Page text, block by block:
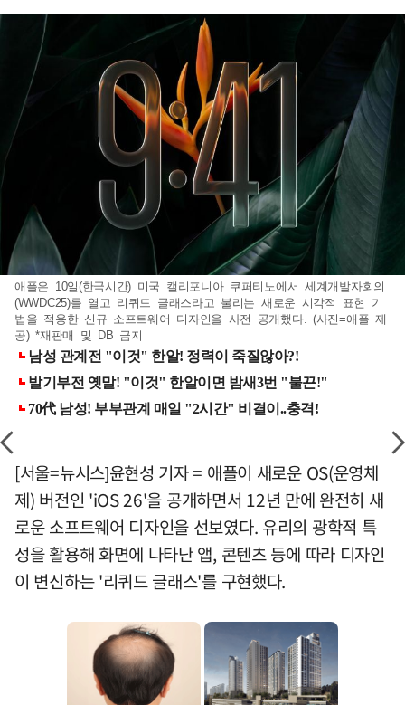
애플은 10일(한국시간) 미국 캘리포니아 쿠퍼티노에서 세계개발자회의
(WWDC25)를 열고 리퀴드 글래스라고 불리는 새로운 시각적 표현 기
법을 적용한 신규 소프트웨어 디자인을 사전 공개했다. (사진=애플 제
공) *재판매 및 DB 금지
[서울=뉴시스]윤현성 기자 = 애플이 새로운 OS(운영체
제) 버전인 'iOS 26'을 공개하면서 12년 만에 완전히 새
로운 소프트웨어 디자인을 선보였다. 유리의 광학적 특
성을 활용해 화면에 나타난 앱, 콘텐츠 등에 따라 디자인
이 변신하는 '리퀴드 글래스'를 구현했다.